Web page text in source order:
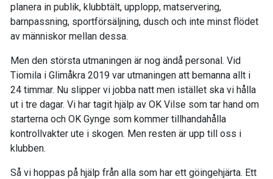
planera in publik, klubbtält, upplopp, matservering,
barnpassning, sportförsäljning, dusch och inte minst flödet
av människor mellan dessa.
Men den största utmaningen är nog ändå personal. Vid
Tiomila i Glimåkra 2019 var utmaningen att bemanna allt i
24 timmar. Nu slipper vi jobba natt men istället ska vi hålla
ut i tre dagar. Vi har tagit hjälp av OK Vilse som tar hand om
starterna och OK Gynge som kommer tillhandahålla
kontrollvakter ute i skogen. Men resten är upp till oss i
klubben.
Så vi hoppas på hjälp från alla som har ett göingehjärta. Ett